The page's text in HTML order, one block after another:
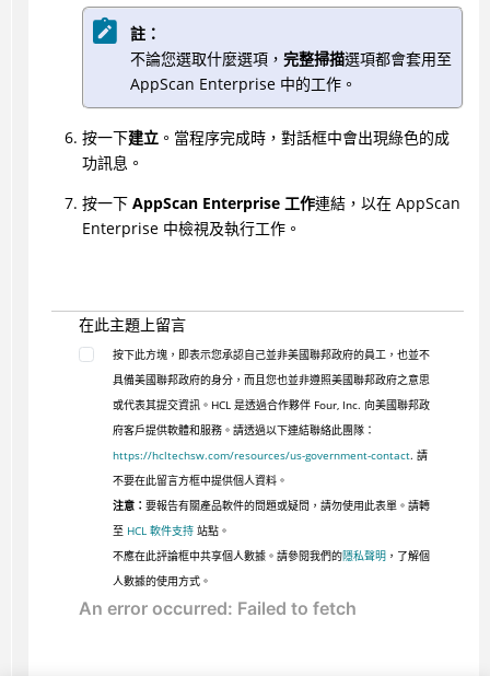
註：
不論您選取什麼選項， 完整掃描選項都會套用至
AppScan Enterprise 中的工作。
按一下建立。當程序完成時，對話框中會出現綠色的成
功訊息。
按一下 AppScan Enterprise 工作連結，以在 AppScan
Enterprise 中檢視及執行工作。
在此主題上留言
按下此方塊，即表示您承認自己並非美國聯邦政府的員工，也並不
具備美國聯邦政府的身分，而且您也並非遵照美國聯邦政府之意思
或代表其提交資訊。HCL 是透過合作夥伴 Four, Inc. 向美國聯邦政
府客戶提供軟體和服務。請透過以下連結聯絡此團隊：
https://hcltechsw.com/resources/us-government-contact. 請
不要在此留言方框中提供個人資料。
注意： 要報告有關產品軟件的問題或疑問，請勿使用此表單。請轉
至 HCL 軟件支持站點。
不應在此評論框中共享個人數據。請參閱我們的隱私聲明 ，了解個
人數據的使用方式。